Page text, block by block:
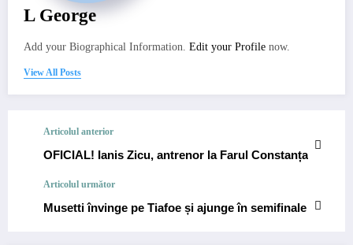
L George
Add your Biographical Information. Edit your Profile now.
View All Posts
Articolul anterior
OFICIAL! Ianis Zicu, antrenor la Farul Constanța
Articolul următor
Musetti învinge pe Tiafoe și ajunge în semifinale